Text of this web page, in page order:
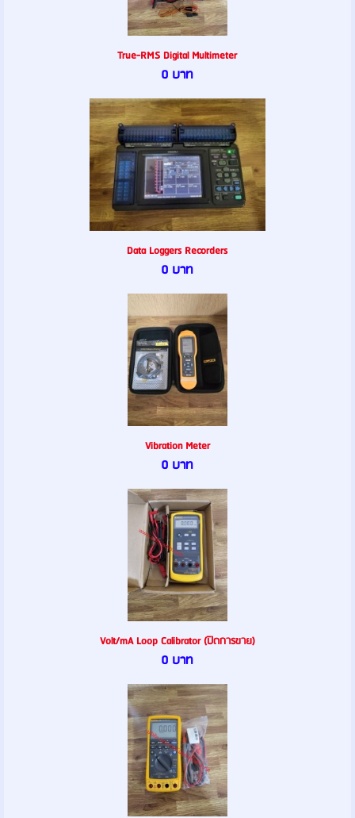
True-RMS Digital Multimeter
0 บาท
Data Loggers Recorders
0 บาท
Vibration Meter
0 บาท
Volt/mA Loop Calibrator (ปิดการขาย)
0 บาท